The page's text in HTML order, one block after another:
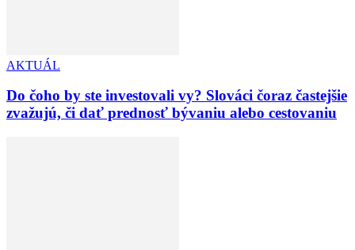
AKTUÁL
Do čoho by ste investovali vy? Slováci čoraz častejšie
zvažujú, či dať prednosť bývaniu alebo cestovaniu